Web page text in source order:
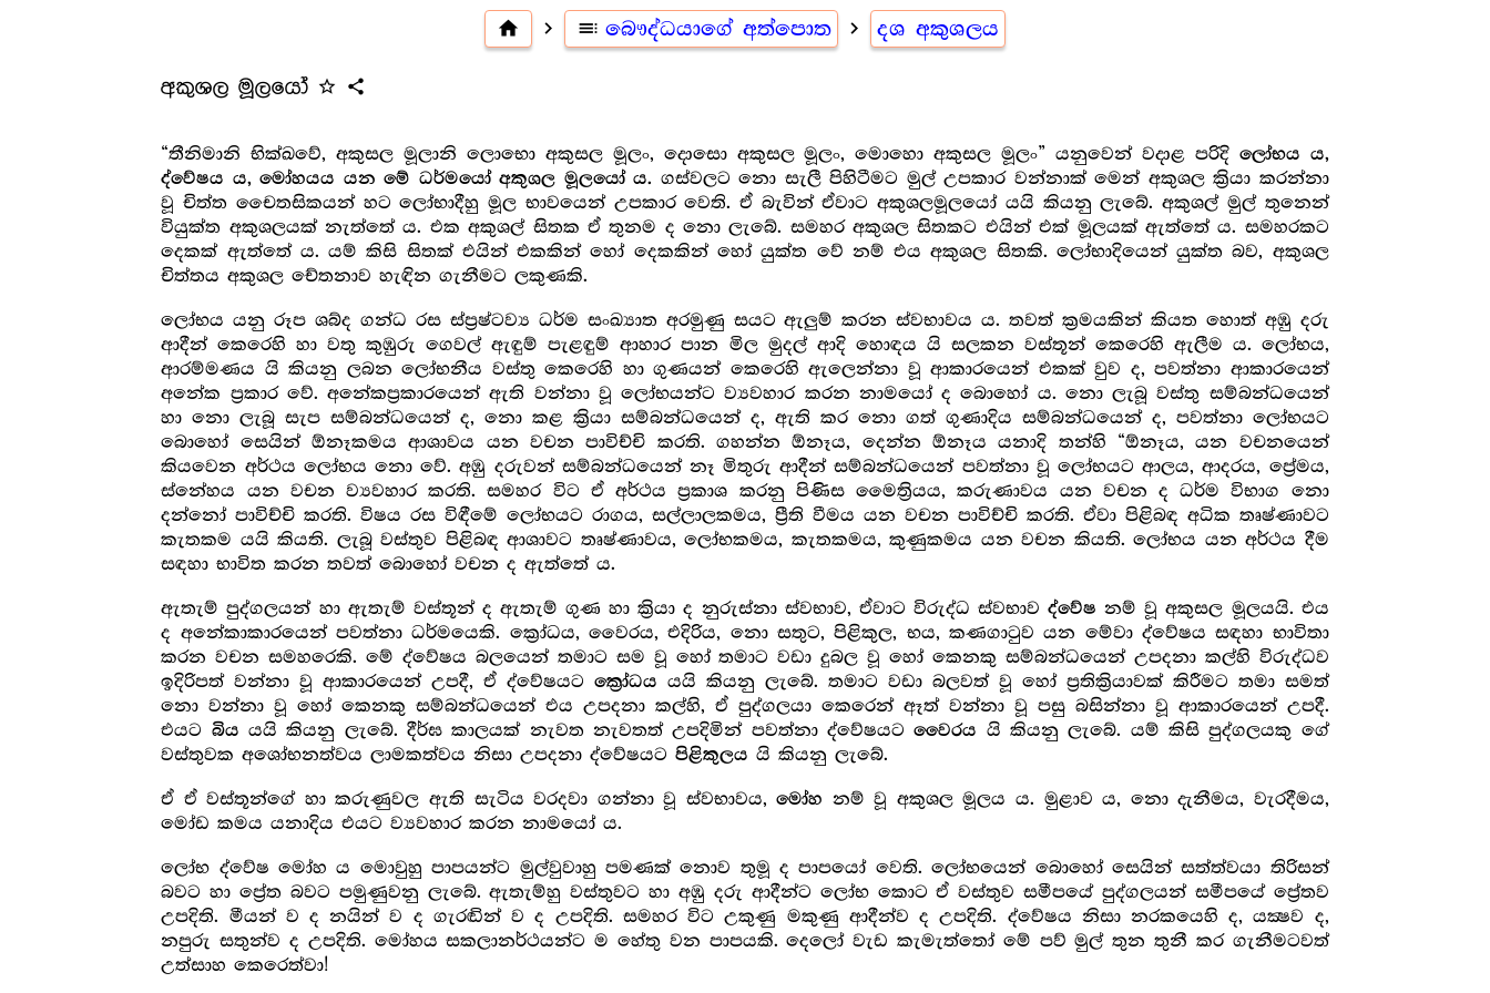
home navigate_next toc බෞද්ධයාගේ අත්පොත navigate_next දශ අකුශලය
අකුශල මූලයෝ star_outline share
“තීනිමානි භික්ඛවේ, අකුසල මූලානි ලොභො අකුසල මූලං, දොසො අකුසල මූලං, මොහො අකුසල මූලං” යනුවෙන් වදාළ පරිදි ලෝභය ය,
ද්වේෂය ය, මෝහයය යන මේ ධර්මයෝ අකුශල මූලයෝ ය. ගස්වලට නො සැලී පිහිටීමට මුල් උපකාර වන්නාක් මෙන් අකුශල ක්‍රියා කරන්නා
වූ චිත්ත චෛතසිකයන් හට ලෝභාදීහු මූල භාවයෙන් උපකාර වෙති. ඒ බැවින් ඒවාට අකුශලමූලයෝ යයි කියනු ලැබේ. අකුශල් මුල් තුනෙන්
වියුක්ත අකුශලයක් නැත්තේ ය. එක අකුශල් සිතක ඒ තුනම ද නො ලැබේ. සමහර අකුශල සිතකට එයින් එක් මූලයක් ඇත්තේ ය. සමහරකට
දෙකක් ඇත්තේ ය. යම් කිසි සිතක් එයින් එකකින් හෝ දෙකකින් හෝ යුක්ත වේ නම් එය අකුශල සිතකි. ලෝභාදියෙන් යුක්ත බව, අකුශල
චිත්තය අකුශල චේතනාව හැඳින ගැනීමට ලකුණකි.
ලෝභය යනු රූප ශබ්ද ගන්ධ රස ස්ප්‍ර‍ෂ්ටව්‍ය ධර්ම සංඛ්‍යාත අරමුණු සයට ඇලුම් කරන ස්වභාවය ය. තවත් ක්‍ර‍මයකින් කියත හොත් අඹු දරු
ආදීන් කෙරෙහි හා වතු කුඹුරු ගෙවල් ඇඳුම් පැළඳුම් ආහාර පාන මිල මුදල් ආදි හොඳය යි සලකන වස්තූන් කෙරෙහි ඇලීම ය. ලෝභය,
ආරම්මණය යි කියනු ලබන ලෝභනීය වස්තු කෙරෙහි හා ගුණයන් කෙරෙහි ඇලෙන්නා වූ ආකාරයෙන් එකක් වුව ද, පවත්නා ආකාරයෙන්
අනේක ප්‍ර‍කාර වේ. අනේකප්‍ර‍කාරයෙන් ඇති වන්නා වූ ලෝභයන්ට ව්‍යවහාර කරන නාමයෝ ද බොහෝ ය. නො ලැබූ වස්තු සම්බන්ධයෙන්
හා නො ලැබූ සැප සම්බන්ධයෙන් ද, නො කළ ක්‍රියා සම්බන්ධයෙන් ද, ඇති කර නො ගත් ගුණාදිය සම්බන්ධයෙන් ද, පවත්නා ලෝභයට
බොහෝ සෙයින් ඕනෑකමය ආශාවය යන වචන පාවිච්චි කරති. ගහන්න ඕනෑය, දෙන්න ඕනෑය යනාදි තන්හි “ඕනෑය, යන වචනයෙන්
කියවෙන අර්ථය ලෝභය නො වේ. අඹු දරුවන් සම්බන්ධයෙන් නෑ මිතුරු ආදීන් සම්බන්ධයෙන් පවත්නා වූ ලෝභයට ආලය, ආදරය, ප්‍රේමය,
ස්නේහය යන වචන ව්‍යවහාර කරති. සමහර විට ඒ අර්ථය ප්‍ර‍කාශ කරනු පිණිස මෛත්‍රියය, කරුණාවය යන වචන ද ධර්ම විභාග නො
දන්නෝ පාවිච්චි කරති. විෂය රස විඳීමේ ලෝභයට රාගය, සල්ලාලකමය, ප්‍රීති වීමය යන වචන පාවිච්චි කරති. ඒවා පිළිබඳ අධික තෘෂ්ණාවට
කැතකම යයි කියති. ලැබූ වස්තුව පිළිබඳ ආශාවට තෘෂ්ණාවය, ලෝභකමය, කැතකමය, කුණුකමය යන වචන කියති. ලෝභය යන අර්ථය දීම
සඳහා භාවිත කරන තවත් බොහෝ වචන ද ඇත්තේ ය.
ඇතැම් පුද්ගලයන් හා ඇතැම් වස්තූන් ද ඇතැම් ගුණ හා ක්‍රියා ද නුරුස්නා ස්වභාව, ඒවාට විරුද්ධ ස්වභාවද්වේෂ නම් වූ අකුසල මූලයයි. එය
ද අනේකාකාරයෙන් පවත්නා ධර්මයෙකි. ක්‍රෝධය, වෛරය, එදිරිය, නො සතුට, පිළිකුල, භය, කණගාටුව යන මේවා ද්වේෂය සඳහා භාවිතා
කරන වචන සමහරෙකි. මේ ද්වේෂය බලයෙන් තමාට සම වූ හෝ තමාට වඩා දුබල වූ හෝ කෙනකු සම්බන්ධයෙන් උපදනා කල්හි විරුද්ධව
ඉදිරිපත් වන්නා වූ ආකාරයෙන් උපදී, ඒ ද්වේෂයට‍ක්‍රෝධය යයි කියනු ලැබේ. තමාට වඩා බලවත් වූ හෝ ප්‍ර‍තික්‍රියාවක් කිරීමට තමා සමත්
නො වන්නා වූ හෝ කෙනකු සම්බන්ධයෙන් එය උපදනා කල්හි, ඒ පුද්ගලයා කෙරෙන් ඈත් වන්නා වූ පසු බසින්නා වූ ආකාරයෙන් උපදී.
එයට බිය යයි කියනු ලැබේ. දීර්ඝ කාලයක් නැවත නැවතත් උපදිමින් පවත්නා ද්වේෂයටවෛරය යි කියනු ලැබේ. යම් කිසි පුද්ගලයකු ගේ
වස්තුවක අශෝභනත්වය ලාමකත්වය නිසා උපදනා ද්වේෂයටපිළිකුලය යි කියනු ලැබේ.
ඒ ඒ වස්තූන්ගේ හා කරුණුවල ඇති සැටිය වරදවා ගන්නා වූ ස්වභාවය,මෝහ නම් වූ අකුශල මූලය ය. මුළාව ය, නො දැනීමය, වැරදීමය,
මෝඩ කමය යනාදිය එයට ව්‍යවහාර කරන නාමයෝ ය.
ලෝභ ද්වේෂ මෝහ ය මොවුහු පාපයන්ට මුල්වුවාහු පමණක් නොව තුමූ ද පාපයෝ වෙති. ලෝභයෙන් බොහෝ සෙයින් සත්ත්වයා තිරිසන්
බවට හා ප්‍රේත බවට පමුණුවනු ලැබේ. ඇතැම්හු වස්තුවට හා අඹු දරු ආදීන්ට ලෝභ කොට ඒ වස්තුව සමීපයේ පුද්ගලයන් සමීපයේ ප්‍රේතව
උපදිති. මීයන් ව ද නයින් ව ද ගැරඬින් ව ද උපදිති. සමහර විට උකුණු මකුණු ආදීන්ව ද උපදිති. ද්වේෂය නිසා නරකයෙහි ද, යක්‍ෂව ද,
නපුරු සතුන්ව ද උපදිති. මෝහය සකලානර්ථයන්ට ම හේතු වන පාපයකි. දෙලෝ වැඩ කැමැත්තෝ මේ පව් මුල් තුන තුනී කර ගැනීමටවත්
උත්සාහ කෙරෙත්වා!